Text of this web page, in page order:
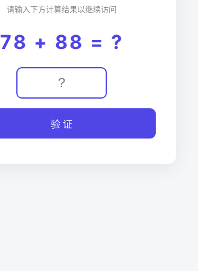
请输入下方计算结果以继续访问
78 + 88 = ?
验 证